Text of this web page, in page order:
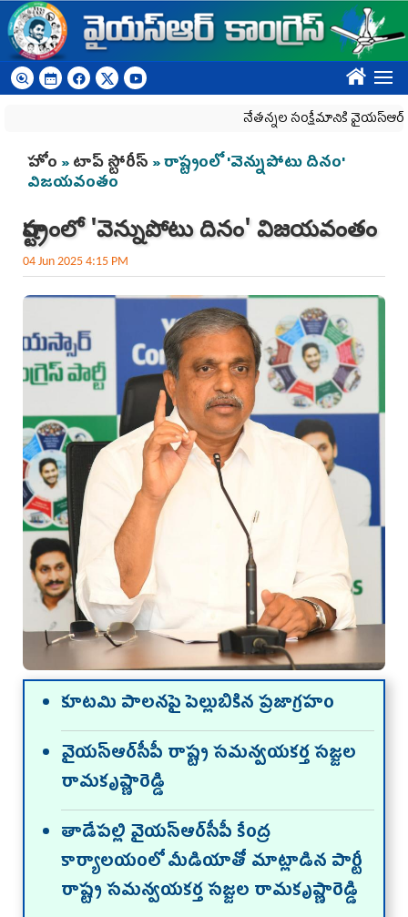
Skip to main content
????
నేతన్నల సంక్షేమానికి వైయ‌స్ఆర్‌సీపీ
You are here
హోం »టాప్ స్టోరీస్ » రాష్ట్రంలో 'వెన్నుపోటు దినం'
విజయవంతం
రాష్ట్రంలో 'వెన్నుపోటు దినం' విజయవంతం
04 Jun 2025 4:15 PM
కూటమి పాలనపై పెల్లుబికిన ప్రజాగ్రహం
వైయస్ఆర్‌సీపీ రాష్ట్ర సమన్వయకర్త సజ్జల
రామకృష్ణారెడ్డి
తాడేపల్లి వైయస్ఆర్‌సీపీ కేంద్ర
కార్యాలయంలో మీడియాతో మాట్లాడిన పార్టీ
రాష్ట్ర సమన్వయకర్త సజ్జల రామకృష్ణారెడ్డి